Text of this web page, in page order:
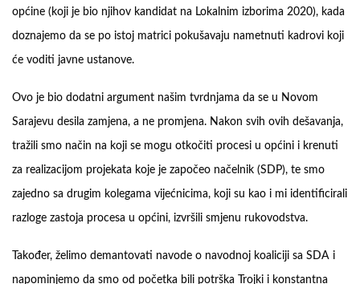
općine (koji je bio njihov kandidat na Lokalnim izborima 2020), kada
doznajemo da se po istoj matrici pokušavaju nametnuti kadrovi koji
će voditi javne ustanove.
Ovo je bio dodatni argument našim tvrdnjama da se u Novom
Sarajevu desila zamjena, a ne promjena. Nakon svih ovih dešavanja,
tražili smo način na koji se mogu otkočiti procesi u općini i krenuti
za realizacijom projekata koje je započeo načelnik (SDP), te smo
zajedno sa drugim kolegama vijećnicima, koji su kao i mi identificirali
razloge zastoja procesa u općini, izvršili smjenu rukovodstva.
Također, želimo demantovati navode o navodnoj koaliciji sa SDA i
napominjemo da smo od početka bili potrška Trojki i konstantna